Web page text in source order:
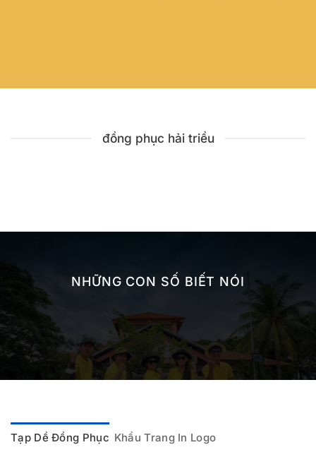
đồng phục hải triều
NHỮNG CON SỐ BIẾT NÓI
Tạp Dề Đồng Phục Khẩu Trang In Logo